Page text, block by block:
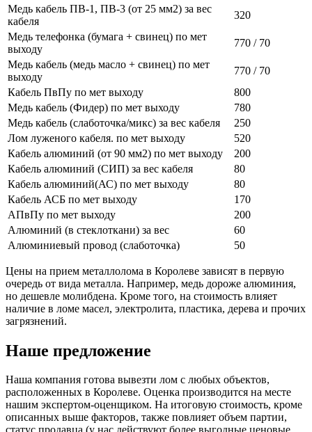
Медь кабель ПВ-1, ПВ-3 (от 25 мм2) за вес
кабеля
320
Медь телефонка (бумага + свинец) по мет
выходу
770 / 70
Медь кабель (медь масло + свинец) по мет
выходу
770 / 70
Кабель ПвПу по мет выходу
800
Медь кабель (Фидер) по мет выходу
780
Медь кабель (слаботочка/микс) за вес кабеля
250
Лом луженого кабеля. по мет выходу
520
Кабель алюминий (от 90 мм2) по мет выходу
200
Кабель алюминий (СИП) за вес кабеля
80
Кабель алюминий(АС) по мет выходу
80
Кабель АСБ по мет выходу
170
АПвПу по мет выходу
200
Алюминий (в стеклоткани) за вес
60
Алюминиевый провод (слаботочка)
50
Цены на прием металлолома в Королеве зависят в первую
очередь от вида металла. Например, медь дороже алюминия,
но дешевле молибдена. Кроме того, на стоимость влияет
наличие в ломе масел, электролита, пластика, дерева и прочих
загрязнений.
Наше предложение
Наша компания готова вывезти лом с любых объектов,
расположенных в Королеве. Оценка производится на месте
нашим экспертом-оценщиком. На итоговую стоимость, кроме
описанных выше факторов, также повлияет объем партии,